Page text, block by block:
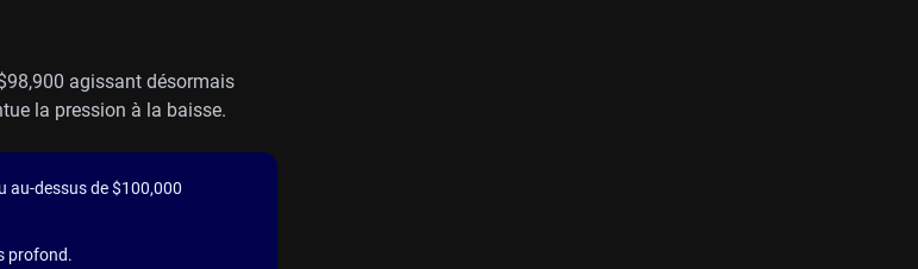
agissant désormais
la pression à la baisse.
au-dessus de $100,000
profond.